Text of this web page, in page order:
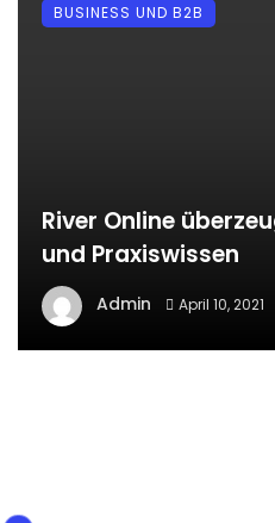
River Online
und Praxiswissen
Admin April 10, 2021
BUSINESS UND B2B